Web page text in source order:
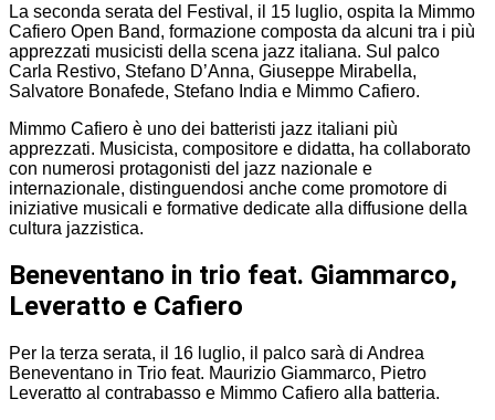
La seconda serata del Festival, il 15 luglio, ospita la Mimmo
Cafiero Open Band, formazione composta da alcuni tra i più
apprezzati musicisti della scena jazz italiana. Sul palco
Carla Restivo, Stefano D’Anna, Giuseppe Mirabella,
Salvatore Bonafede, Stefano India e Mimmo Cafiero.
Mimmo Cafiero è uno dei batteristi jazz italiani più
apprezzati. Musicista, compositore e didatta, ha collaborato
con numerosi protagonisti del jazz nazionale e
internazionale, distinguendosi anche come promotore di
iniziative musicali e formative dedicate alla diffusione della
cultura jazzistica.
Beneventano in trio feat. Giammarco,
Leveratto e Cafiero
Per la terza serata, il 16 luglio, il palco sarà di Andrea
Beneventano in Trio feat. Maurizio Giammarco, Pietro
Leveratto al contrabasso e Mimmo Cafiero alla batteria.